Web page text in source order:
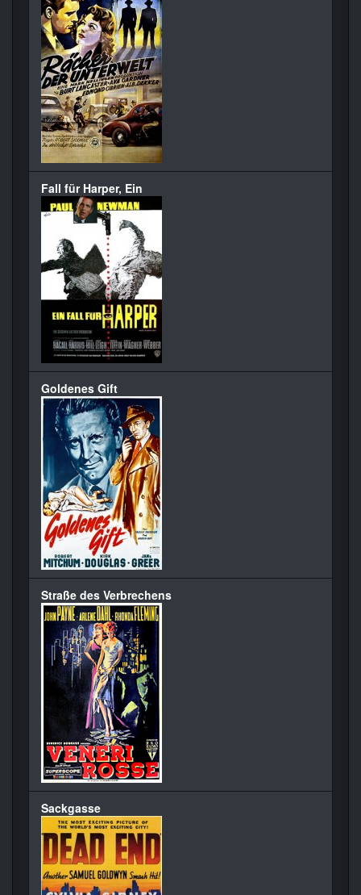
Fall für Harper, Ein
Goldenes Gift
Straße des Verbrechens
Sackgasse